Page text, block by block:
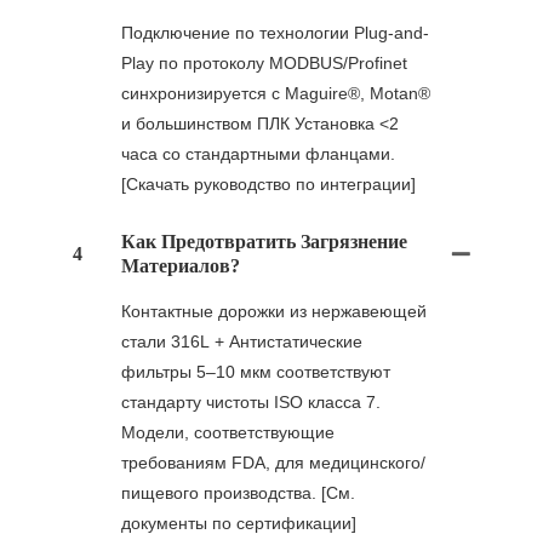
Подключение по технологии Plug-and-
Play по протоколу MODBUS/Profinet
синхронизируется с Maguire®, Motan®
и большинством ПЛК Установка <2
часа со стандартными фланцами.
[Скачать руководство по интеграции]
4
Как Предотвратить Загрязнение
Материалов?
Контактные дорожки из нержавеющей
стали 316L + Антистатические
фильтры 5–10 мкм соответствуют
стандарту чистоты ISO класса 7.
Модели, соответствующие
требованиям FDA, для медицинского/
пищевого производства. [См.
документы по сертификации]